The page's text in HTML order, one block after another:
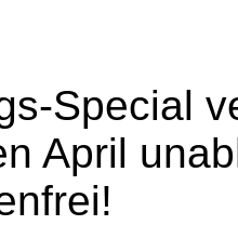
Special
April